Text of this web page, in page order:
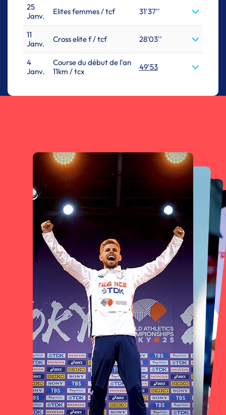
25
Janv.
Elites femmes / tcf 31'37''
11
Janv.
Cross elite f / tcf 28'03''
4
Janv.
Course du début de l'an
11km / tcx
49'53